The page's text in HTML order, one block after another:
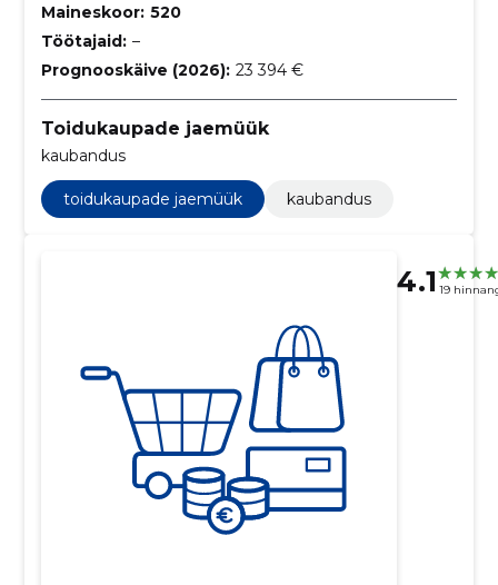
Maineskoor: 520
Töötajaid: –
Prognooskäive (2026): 23 394 €
Toidukaupade jaemüük
kaubandus
toidukaupade jaemüük kaubandus
4.1 19